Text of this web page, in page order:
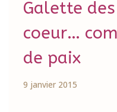
Galette
coeur…
de paix
9 janvier 2015